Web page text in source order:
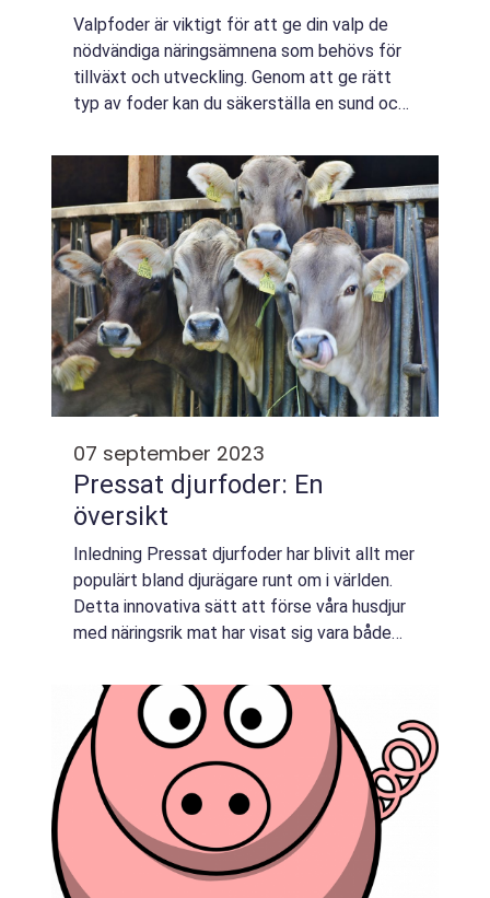
Valpfoder är viktigt för att ge din valp de
nödvändiga näringsämnena som behövs för
tillväxt och utveckling. Genom att ge rätt
typ av foder kan du säkerställa en sund och
kommer vi att ge en omfattande pr...
07 september 2023
Pressat djurfoder: En
översikt
Inledning Pressat djurfoder har blivit allt mer
populärt bland djurägare runt om i världen.
Detta innovativa sätt att förse våra husdjur
med näringsrik mat har visat sig vara både
kommer vi att utforska vad pr...